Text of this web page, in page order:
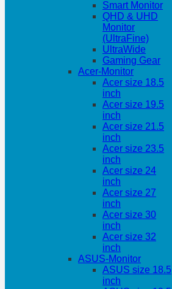
Smart Monitor
QHD & UHD
Monitor
(UltraFine)
UltraWide
Gaming Gear
Acer-Monitor
Acer size 18.5
inch
Acer size 19.5
inch
Acer size 21.5
inch
Acer size 23.5
inch
Acer size 24
inch
Acer size 27
inch
Acer size 30
inch
Acer size 32
inch
ASUS-Monitor
ASUS size 18.5
inch